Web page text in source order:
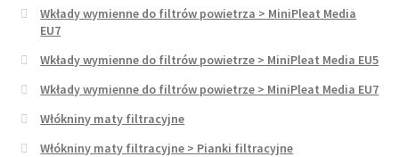
Wkłady wymienne do filtrów powietrza > MiniPleat Media
EU7
Wkłady wymienne do filtrów powietrze > MiniPleat Media EU5
Wkłady wymienne do filtrów powietrze > MiniPleat Media EU7
Włókniny maty filtracyjne
Włókniny maty filtracyjne > Pianki filtracyjne